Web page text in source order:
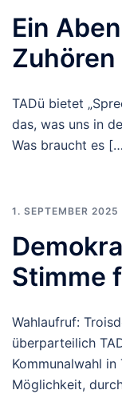
Ein
TADü bietet
das, was uns in
Was braucht es
1. SEPTEMBER 2025
Stimme
Wahlaufruf:
überparteilich
Kommunalwahl
Möglichkeit,